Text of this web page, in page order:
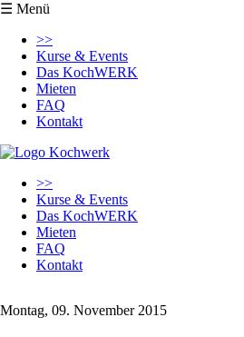
☰ Menü
überspringen
>>
Kurse & Events
Das KochWERK
Mieten
FAQ
Kontakt
überspringen
>>
Kurse & Events
Das KochWERK
Mieten
FAQ
Kontakt
Montag, 09. November 2015